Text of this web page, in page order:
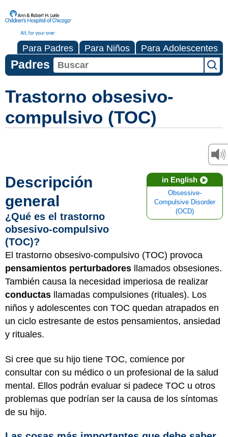
Para Padres Para Niños Para Adolescentes
Padres
Trastorno obsesivo-
compulsivo (TOC)
in English
Obsessive-
Compulsive Disorder
(OCD)
Descripción
general
¿Qué es el trastorno
obsesivo-compulsivo
(TOC)?
El trastorno obsesivo-compulsivo (TOC) provoca
pensamientos perturbadores llamados obsesiones.
También causa la necesidad imperiosa de realizar
conductas
llamadas compulsiones (rituales). Los
niños y adolescentes con TOC quedan atrapados en
un ciclo estresante de estos pensamientos, ansiedad
y rituales.
Si cree que su hijo tiene TOC, comience por
consultar con su médico o un profesional de la salud
mental. Ellos podrán evaluar si padece TOC u otros
problemas que podrían ser la causa de los síntomas
de su hijo.